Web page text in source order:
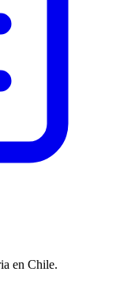
en Chile.